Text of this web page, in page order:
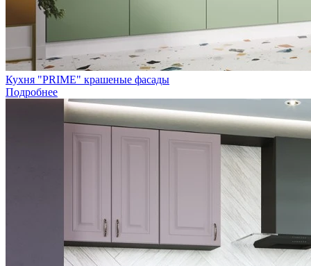
Кухня "PRIME" крашеные фасады
Подробнее